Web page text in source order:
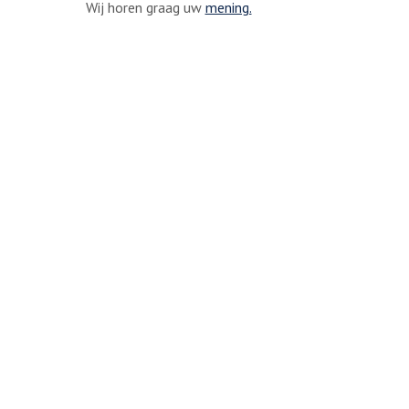
Wij horen graag uw mening.